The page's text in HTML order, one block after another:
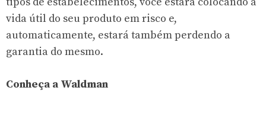
vida útil do seu produto em risco e,
automaticamente, estará também perdendo a
garantia do mesmo.
Conheça a Waldman